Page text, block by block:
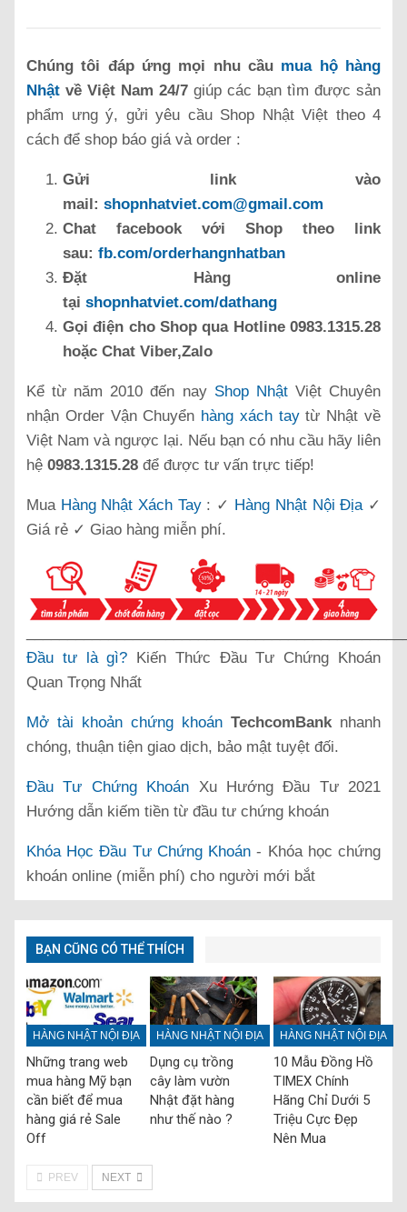
Chúng tôi đáp ứng mọi nhu cầu mua hộ hàng
Nhật về Việt Nam 24/7 giúp các bạn tìm được sản
phẩm ưng ý, gửi yêu cầu Shop Nhật Việt theo 4
cách để shop báo giá và order :
Gửi link vào
mail: shopnhatviet.com@gmail.com
Chat facebook với Shop theo link
sau: fb.com/orderhangnhatban
Đặt Hàng online
tại shopnhatviet.com/dathang
Gọi điện cho Shop qua Hotline 0983.1315.28
hoặc Chat Viber,Zalo
Kể từ năm 2010 đến nay Shop NhậtViệt Chuyên
nhận Order Vận Chuyển hàng xách taytừ Nhật về
Việt Nam và ngược lại. Nếu bạn có nhu cầu hãy liên
hệ 0983.1315.28 để được tư vấn trực tiếp!
Mua Hàng Nhật Xách Tay: ✓ Hàng Nhật Nội Địa✓
Giá rẻ ✓ Giao hàng miễn phí.
Đầu tư là gì? Kiến Thức Đầu Tư Chứng Khoán
Quan Trọng Nhất
Mở tài khoản chứng khoán TechcomBank nhanh
chóng, thuận tiện giao dịch, bảo mật tuyệt đối.
Đầu Tư Chứng Khoán Xu Hướng Đầu Tư 2021
Hướng dẫn kiếm tiền từ đầu tư chứng khoán
Khóa Học Đầu Tư Chứng Khoán - Khóa học chứng
khoán online (miễn phí) cho người mới bắt
BẠN CŨNG CÓ THỂ THÍCH
HÀNG NHẬT NỘI ĐỊA
Những trang web
mua hàng Mỹ bạn
cần biết để mua
hàng giá rẻ Sale
Off
HÀNG NHẬT NỘI ĐỊA
Dụng cụ trồng
cây làm vườn
Nhật đặt hàng
như thế nào ?
HÀNG NHẬT NỘI ĐỊA
10 Mẫu Đồng Hồ
TIMEX Chính
Hãng Chỉ Dưới 5
Triệu Cực Đẹp
Nên Mua
PREV NEXT